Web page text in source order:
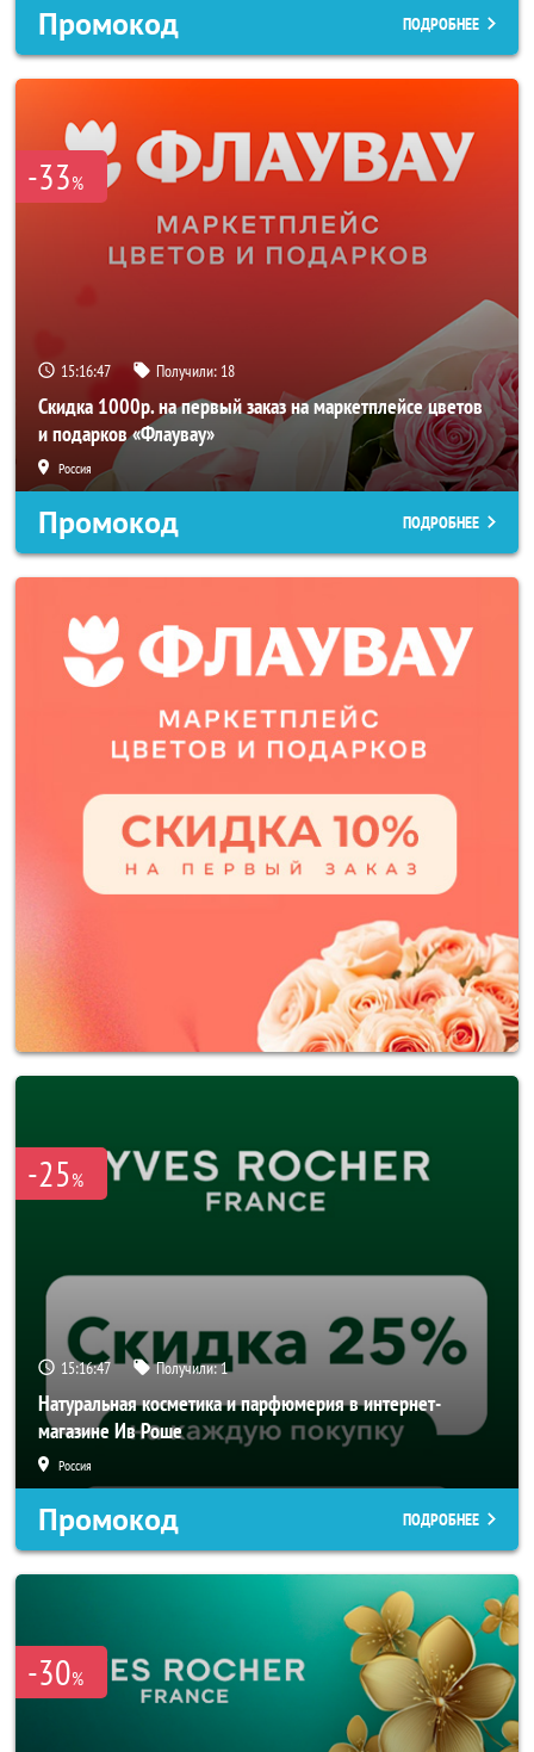
Промокод ПОДРОБНЕЕ
-33%
15:16:46 Получили: 18
Скидка 1000р. на первый заказ на маркетплейсе цветов
и подарков «Флаувау»
Россия
Промокод ПОДРОБНЕЕ
-25%
15:16:46 Получили:1
Натуральная косметика и парфюмерия в интернет-
магазине Ив Роше
Россия
Промокод ПОДРОБНЕЕ
-30%